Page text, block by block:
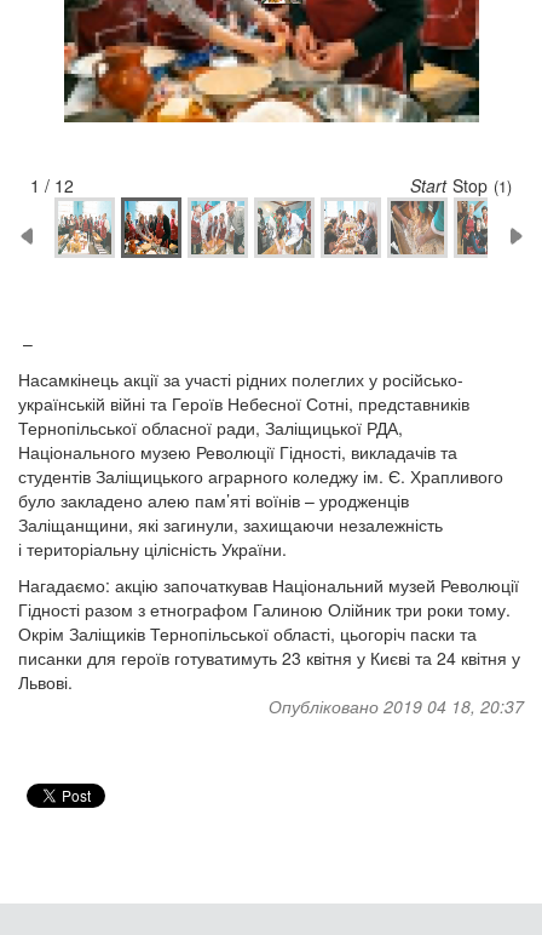
2 / 12 Start Stop (5)
–
Насамкінець акції за участі рідних полеглих у російсько-
українській війні та Героїв Небесної Сотні, представників
Тернопільської обласної ради, Заліщицької РДА,
Національного музею Революції Гідності, викладачів та
студентів Заліщицького аграрного коледжу ім. Є. Храпливого
було закладено алею пам’яті воїнів – уродженців
Заліщанщини, які загинули, захищаючи незалежність
і територіальну цілісність України.
Нагадаємо: акцію започаткував Національний музей Революції
Гідності разом з етнографом Галиною Олійник три роки тому.
Окрім Заліщиків Тернопільської області, цьогоріч паски та
писанки для героїв готуватимуть 23 квітня у Києві та 24 квітня у
Львові.
Опубліковано 2019 04 18, 20:37